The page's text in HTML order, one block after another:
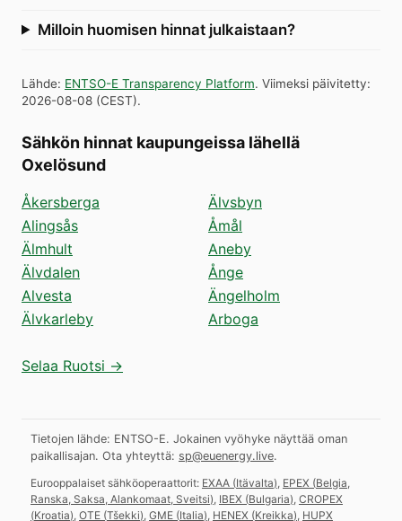
Milloin huomisen hinnat julkaistaan?
Lähde: ENTSO-E Transparency Platform. Viimeksi päivitetty:
2026-08-08 (CEST).
Sähkön hinnat kaupungeissa lähellä
Oxelösund
Åkersberga
Alingsås
Älmhult
Älvdalen
Alvesta
Älvkarleby
Älvsbyn
Åmål
Aneby
Ånge
Ängelholm
Arboga
Selaa Ruotsi →
Tietojen lähde: ENTSO-E. Jokainen vyöhyke näyttää oman
paikallisajan. Ota yhteyttä: sp@euenergy.live.
Eurooppalaiset sähköoperaattorit: EXAA (Itävalta) EPEX (Belgia,
Ranska, Saksa, Alankomaat, Sveitsi) IBEX (Bulgaria) CROPEX
(Kroatia) OTE (Tšekki) GME (Italia) HENEX (Kreikka) HUPX